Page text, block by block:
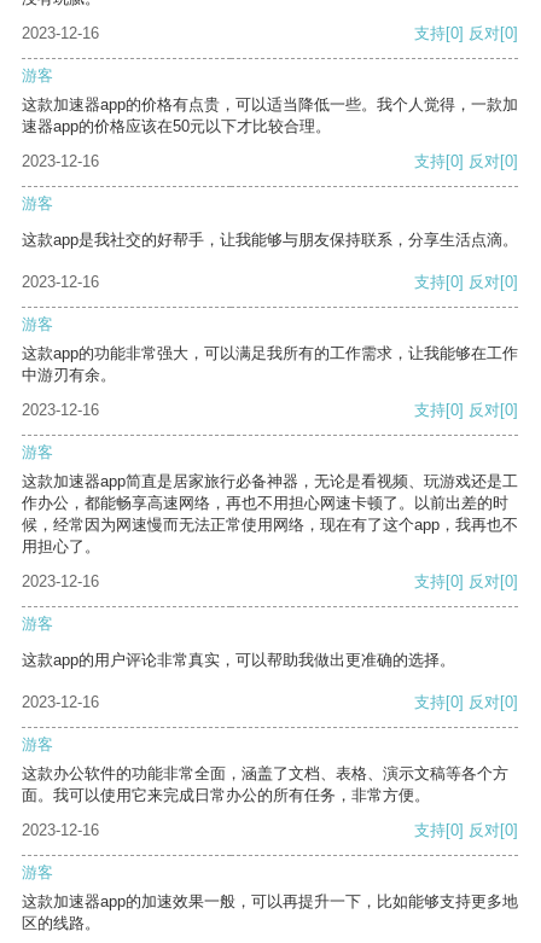
2023-12-16
支持[0] 反对[0]
游客
这款加速器app的价格有点贵，可以适当降低一些。我个人觉得，一款加
速器app的价格应该在50元以下才比较合理。
2023-12-16
支持[0] 反对[0]
游客
这款app是我社交的好帮手，让我能够与朋友保持联系，分享生活点滴。
2023-12-16 支持[0] 反对[0]
游客
这款app的功能非常强大，可以满足我所有的工作需求，让我能够在工作
中游刃有余。
2023-12-16
支持[0] 反对[0]
游客
这款加速器app简直是居家旅行必备神器，无论是看视频、玩游戏还是工
作办公，都能畅享高速网络，再也不用担心网速卡顿了。以前出差的时
候，经常因为网速慢而无法正常使用网络，现在有了这个app，我再也不
用担心了。
2023-12-16
支持[0] 反对[0]
游客
这款app的用户评论非常真实，可以帮助我做出更准确的选择。
2023-12-16 支持[0] 反对[0]
游客
这款办公软件的功能非常全面，涵盖了文档、表格、演示文稿等各个方
面。我可以使用它来完成日常办公的所有任务，非常方便。
2023-12-16
支持[0] 反对[0]
游客
这款加速器app的加速效果一般，可以再提升一下，比如能够支持更多地
区的线路。